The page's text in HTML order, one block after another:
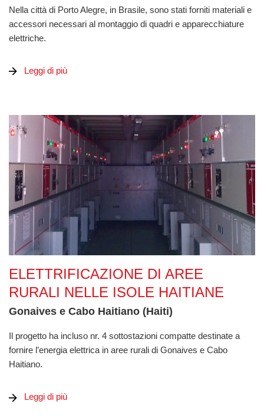
Nella città di Porto Alegre, in Brasile, sono stati forniti materiali e
accessori necessari al montaggio di quadri e apparecchiature
elettriche.
Leggi di più
ELETTRIFICAZIONE DI AREE
RURALI NELLE ISOLE HAITIANE
Gonaives e Cabo Haitiano (Haiti)
Il progetto ha incluso nr. 4 sottostazioni compatte destinate a
fornire l’energia elettrica in aree rurali di Gonaives e Cabo
Haitiano.
Leggi di più